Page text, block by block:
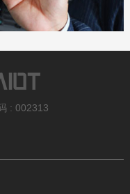
: 002313